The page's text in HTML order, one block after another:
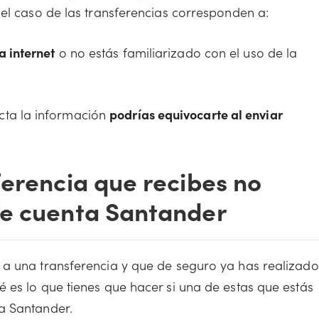
caso de las transferencias corresponden a:
interneto no estás familiarizado con el uso de la
la información podrías equivocarte al enviar
que recibes no
cuenta Santander
una transferencia y que de seguro ya has realizado
lo que tienes que hacer si una de estas que estás
Santander.